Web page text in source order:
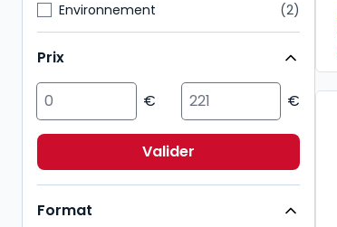
Environnement
2
Fiscal
2
Patrimoine
2
Action sociale
1
Droit civil
ESG/Compliance
1
Prix
Valider
Format